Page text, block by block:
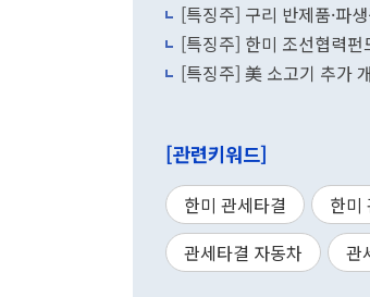
[특징주] 구리 반제품·
[특징주] 한미 조선협력
[특징주] 美 소고기 추가
[관련키워드]
한미 관세타결 한미
관세타결 자동차
관